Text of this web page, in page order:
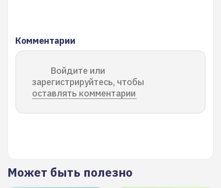
Комментарии
Войдите или
зарегистрируйтесь, чтобы
оставлять комментарии
Может быть полезно